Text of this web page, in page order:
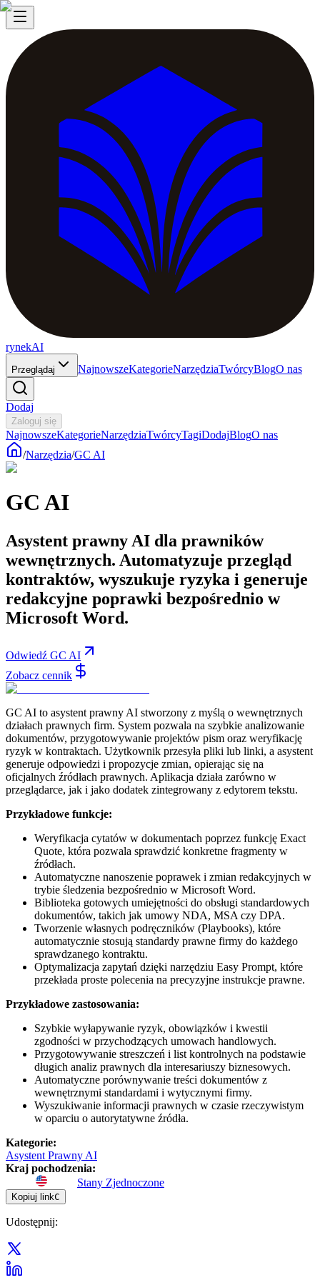
rynekAI
Przeglądaj NajnowszeKategorieNarzędziaTwórcyBlogO nas
Dodaj
Zaloguj się
NajnowszeKategorieNarzędziaTwórcyTagiDodajBlogO nas
/Narzędzia/GC AI
GC AI
Asystent prawny AI dla prawników
wewnętrznych. Automatyzuje przegląd
kontraktów, wyszukuje ryzyka i generuje
redakcyjne poprawki bezpośrednio w
Microsoft Word.
Odwiedź GC AI
Zobacz cennik
GC AI to asystent prawny AI stworzony z myślą o wewnętrznych
działach prawnych firm. System pozwala na szybkie analizowanie
dokumentów, przygotowywanie projektów pism oraz weryfikację
ryzyk w kontraktach. Użytkownik przesyła pliki lub linki, a asystent
generuje odpowiedzi i propozycje zmian, opierając się na
oficjalnych źródłach prawnych. Aplikacja działa zarówno w
przeglądarce, jak i jako dodatek zintegrowany z edytorem tekstu.
Przykładowe funkcje:
Weryfikacja cytatów w dokumentach poprzez funkcję Exact
Quote, która pozwala sprawdzić konkretne fragmenty w
źródłach.
Automatyczne nanoszenie poprawek i zmian redakcyjnych w
trybie śledzenia bezpośrednio w Microsoft Word.
Biblioteka gotowych umiejętności do obsługi standardowych
dokumentów, takich jak umowy NDA, MSA czy DPA.
Tworzenie własnych podręczników (Playbooks), które
automatycznie stosują standardy prawne firmy do każdego
sprawdzanego kontraktu.
Optymalizacja zapytań dzięki narzędziu Easy Prompt, które
przekłada proste polecenia na precyzyjne instrukcje prawne.
Przykładowe zastosowania:
Szybkie wyłapywanie ryzyk, obowiązków i kwestii
zgodności w przychodzących umowach handlowych.
Przygotowywanie streszczeń i list kontrolnych na podstawie
długich analiz prawnych dla interesariuszy biznesowych.
Automatyczne porównywanie treści dokumentów z
wewnętrznymi standardami i wytycznymi firmy.
Wyszukiwanie informacji prawnych w czasie rzeczywistym
w oparciu o autorytatywne źródła.
Kategorie:
Asystent Prawny AI
Kraj pochodzenia:
Stany Zjednoczone
Kopiuj linkC
Udostępnij: